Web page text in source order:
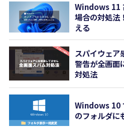
Windows 11
場合の対処法
える
スパイウェア
警告が全画面
対処法
Windows 10
のフォルダに